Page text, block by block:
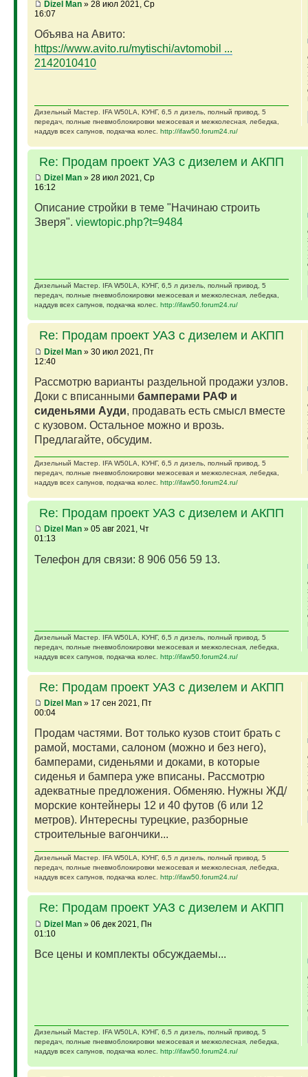
Dizel Man» 28 июл 2021, Ср
16:07
Объява на Авито:
https://www.avito.ru/mytischi/avtomobil ...
2142010410
Дизельный Мастер. IFA W50LA, КУНГ, 6,5 л дизель, полный привод, 5
передач, полные пневмоблокировки межосевая и межколесная, лебедка,
наддув всех сапунов, подкачка колес. http://ifaw50.forum24.ru/
Re: Продам проект УАЗ с дизелем и АКПП
Dizel Man» 28 июл 2021, Ср
16:12
Описание стройки в теме "Начинаю строить
Зверя". viewtopic.php?t=9484
Дизельный Мастер. IFA W50LA, КУНГ, 6,5 л дизель, полный привод, 5
передач, полные пневмоблокировки межосевая и межколесная, лебедка,
наддув всех сапунов, подкачка колес. http://ifaw50.forum24.ru/
Re: Продам проект УАЗ с дизелем и АКПП
Dizel Man» 30 июл 2021, Пт
12:40
Рассмотрю варианты раздельной продажи узлов.
Доки с вписанными бамперами РАФ и
сиденьями Ауди, продавать есть смысл вместе
с кузовом. Остальное можно и врозь.
Предлагайте, обсудим.
Дизельный Мастер. IFA W50LA, КУНГ, 6,5 л дизель, полный привод, 5
передач, полные пневмоблокировки межосевая и межколесная, лебедка,
наддув всех сапунов, подкачка колес. http://ifaw50.forum24.ru/
Re: Продам проект УАЗ с дизелем и АКПП
Dizel Man» 05 авг 2021, Чт
01:13
Телефон для связи: 8 906 056 59 13.
Дизельный Мастер. IFA W50LA, КУНГ, 6,5 л дизель, полный привод, 5
передач, полные пневмоблокировки межосевая и межколесная, лебедка,
наддув всех сапунов, подкачка колес. http://ifaw50.forum24.ru/
Re: Продам проект УАЗ с дизелем и АКПП
Dizel Man» 17 сен 2021, Пт
00:04
Продам частями. Вот только кузов стоит брать с
рамой, мостами, салоном (можно и без него),
бамперами, сиденьями и доками, в которые
сиденья и бампера уже вписаны. Рассмотрю
адекватные предложения. Обменяю. Нужны ЖД/
морские контейнеры 12 и 40 футов (6 или 12
метров). Интересны турецкие, разборные
строительные вагончики...
Дизельный Мастер. IFA W50LA, КУНГ, 6,5 л дизель, полный привод, 5
передач, полные пневмоблокировки межосевая и межколесная, лебедка,
наддув всех сапунов, подкачка колес. http://ifaw50.forum24.ru/
Re: Продам проект УАЗ с дизелем и АКПП
Dizel Man» 06 дек 2021, Пн
01:10
Все цены и комплекты обсуждаемы...
Дизельный Мастер. IFA W50LA, КУНГ, 6,5 л дизель, полный привод, 5
передач, полные пневмоблокировки межосевая и межколесная, лебедка,
наддув всех сапунов, подкачка колес. http://ifaw50.forum24.ru/